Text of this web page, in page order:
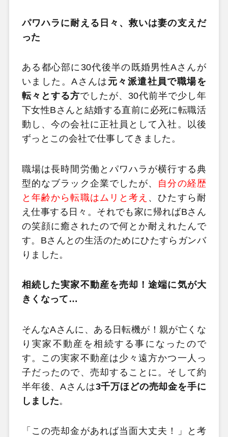
パワハラに耐える日々、救いは妻の支えだ
った
ある都心部に30代後半の既婚男性Aさんが
いました。Aさんは 元々派遣社員で職場を
転々とする方でしたが、30代前半で少し年
下女性Bさんと結婚する直前に必死に転職活
動し、今の会社に正社員として入社。以後
ずっとこの会社で仕事してきました。
職場は長時間労働とパワハラが横行する典
型的なブラック企業でしたが、 自分の経歴
と年齢から転職はムリと考え 、ひたすら耐
え仕事する日々。それでも家に帰ればBさん
の笑顔に癒されたので何とか耐えれたんで
す。Bさんとの生活のためにひたすらガンバ
りました。
相続した実家不動産を売却！途端に気が大
きくなって…
そんなAさんに、ある日転機が！親が亡くな
り実家不動産を相続する事になったので
す。この実家不動産は少々遠方かつ一人っ
子だったので、売却することに。そして約
半年後、Aさんは3千万ほどの売却金を手に
しました。
「この売却金があれば当面大丈夫！」と考